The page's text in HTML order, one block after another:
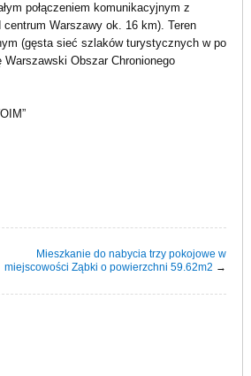
połączeniem komunikacyjnym z
Warszawy ok. 16 km). Teren
(gęsta sieć szlaków turystycznych w po
Obszar Chronionego
Mieszkanie do nabycia trzy pokojowe w
miejscowości Ząbki o powierzchni 59.62m2 →